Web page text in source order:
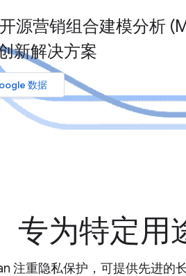
源营销组合建模分析
新解决方案
数据
专为特定用
注重隐私保护，可提供先进的